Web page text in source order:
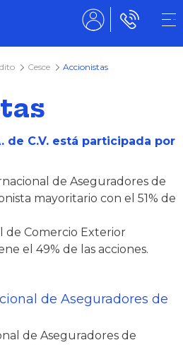
Cesce Accionistas
de C.V. está participada por
de Aseguradores de
mayoritario con el 51% de
de Comercio Exterior
el 49% de las acciones.
de Aseguradores de
de Aseguradores de